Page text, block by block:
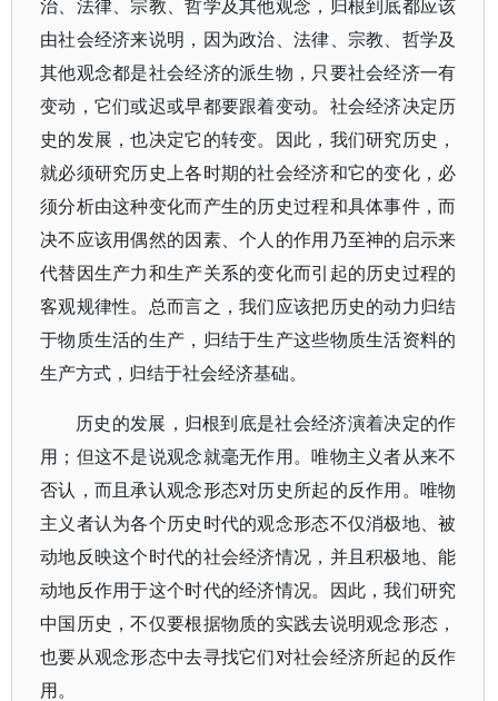
治、法律、宗教、哲学及其他观念，归根到底都应该
由社会经济来说明，因为政治、法律、宗教、哲学及
其他观念都是社会经济的派生物，只要社会经济一有
变动，它们或迟或早都要跟着变动。社会经济决定历
史的发展，也决定它的转变。因此，我们研究历史，
就必须研究历史上各时期的社会经济和它的变化，必
须分析由这种变化而产生的历史过程和具体事件，而
决不应该用偶然的因素、个人的作用乃至神的启示来
代替因生产力和生产关系的变化而引起的历史过程的
客观规律性。总而言之，我们应该把历史的动力归结
于物质生活的生产，归结于生产这些物质生活资料的
生产方式，归结于社会经济基础。
历史的发展，归根到底是社会经济演着决定的作
用；但这不是说观念就毫无作用。唯物主义者从来不
否认，而且承认观念形态对历史所起的反作用。唯物
主义者认为各个历史时代的观念形态不仅消极地、被
动地反映这个时代的社会经济情况，并且积极地、能
动地反作用于这个时代的经济情况。因此，我们研究
中国历史，不仅要根据物质的实践去说明观念形态，
也要从观念形态中去寻找它们对社会经济所起的反作
用。